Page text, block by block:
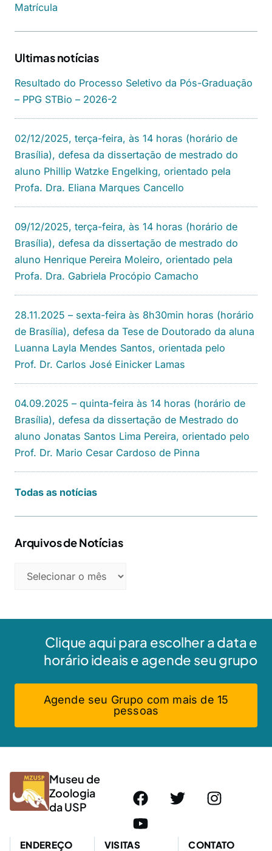
Matrícula
Ultimas notícias
Resultado do Processo Seletivo da Pós-Graduação
– PPG STBio – 2026-2
02/12/2025, terça-feira, às 14 horas (horário de
Brasília), defesa da dissertação de mestrado do
aluno Phillip Watzke Engelking, orientado pela
Profa. Dra. Eliana Marques Cancello
09/12/2025, terça-feira, às 14 horas (horário de
Brasília), defesa da dissertação de mestrado do
aluno Henrique Pereira Moleiro, orientado pela
Profa. Dra. Gabriela Procópio Camacho
28.11.2025 – sexta-feira às 8h30min horas (horário
de Brasília), defesa da Tese de Doutorado da aluna
Luanna Layla Mendes Santos, orientada pelo
Prof. Dr. Carlos José Einicker Lamas
04.09.2025 – quinta-feira às 14 horas (horário de
Brasília), defesa da dissertação de Mestrado do
aluno Jonatas Santos Lima Pereira, orientado pelo
Prof. Dr. Mario Cesar Cardoso de Pinna
Todas as notícias
Arquivos de Notícias
Clique aqui para escolher a data e
horário ideais e agende seu grupo
Agende seu Grupo com mais de 15
pessoas
Museu de
Zoologia
da USP
ENDEREÇO VISITAS CONTATO